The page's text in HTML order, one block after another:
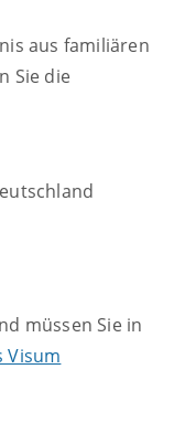
aus familiären
Sie die
müssen Sie in
Visum